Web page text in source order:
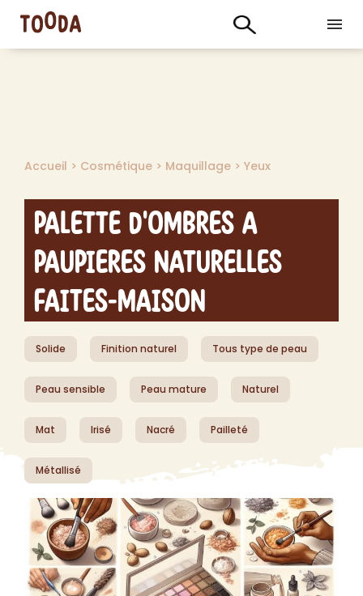
Accueil > Cosmétique > Maquillage > Yeux
Palette d'Ombres a
Paupieres Naturelles
Faites-Maison
Solide Finition naturel Tous type de peau
Peau sensible Peau mature Naturel
Mat Irisé Nacré Pailleté
Métallisé